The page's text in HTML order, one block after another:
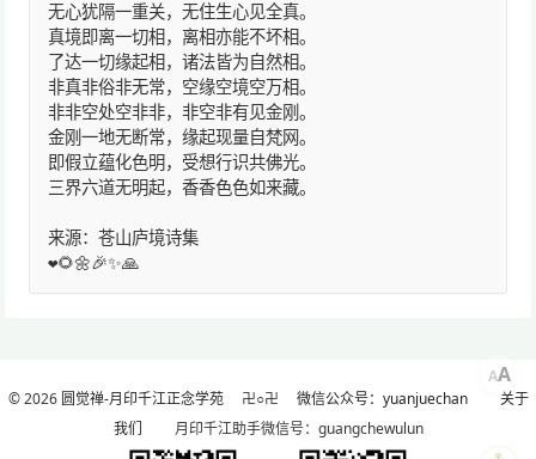
无心犹隔一重关，无住生心见全真。
真境即离一切相，离相亦能不坏相。
了达一切缘起相，诸法皆为自然相。
非真非俗非无常，空缘空境空万相。
非非空处空非非，非空非有见金刚。
金刚一地无断常，缘起现量自梵网。
即假立蕴化色明，受想行识共佛光。
三界六道无明起，香香色色如来藏。
来源：苍山庐境诗集
❤️🌻🌼🎉✨🙏
© 2026 圆觉禅-月印千江正念学苑卍○卍 微信公众号：yuanjuechan
关于
我们 月印千江助手微信号：guangchewulun
AA